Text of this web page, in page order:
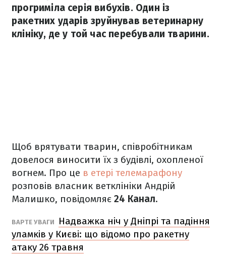
прогриміла серія вибухів. Один із
ракетних ударів зруйнував ветеринарну
клініку, де у той час перебували тварини.
Щоб врятувати тварин, співробітникам
довелося виносити їх з будівлі, охопленої
вогнем. Про це в етері телемарафону
розповів власник ветклініки Андрій
Малишко, повідомляє 24 Канал.
ВАРТЕ УВАГИ
Надважка ніч у Дніпрі та падіння
уламків у Києві: що відомо про ракетну
атаку 26 травня